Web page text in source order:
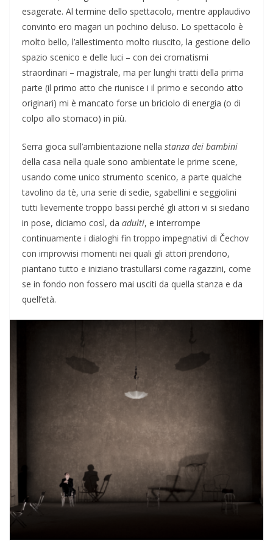
esagerate. Al termine dello spettacolo, mentre applaudivo
convinto ero magari un pochino deluso. Lo spettacolo è
molto bello, l’allestimento molto riuscito, la gestione dello
spazio scenico e delle luci – con dei cromatismi
straordinari – magistrale, ma per lunghi tratti della prima
parte (il primo atto che riunisce i il primo e secondo atto
originari) mi è mancato forse un briciolo di energia (o di
colpo allo stomaco) in più.
Serra gioca sull’ambientazione nella stanza dei bambini
della casa nella quale sono ambientate le prime scene,
usando come unico strumento scenico, a parte qualche
tavolino da tè, una serie di sedie, sgabellini e seggiolini
tutti lievemente troppo bassi perché gli attori vi si siedano
in pose, diciamo così, da adulti, e interrompe
continuamente i dialoghi fin troppo impegnativi di Čechov
con improvvisi momenti nei quali gli attori prendono,
piantano tutto e iniziano trastullarsi come ragazzini, come
se in fondo non fossero mai usciti da quella stanza e da
quell’età.